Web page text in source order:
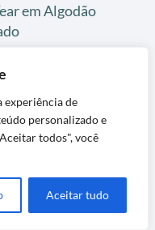
experiência de
personalizado e
todos", você
Aceitar tudo
em Algodão
Preto